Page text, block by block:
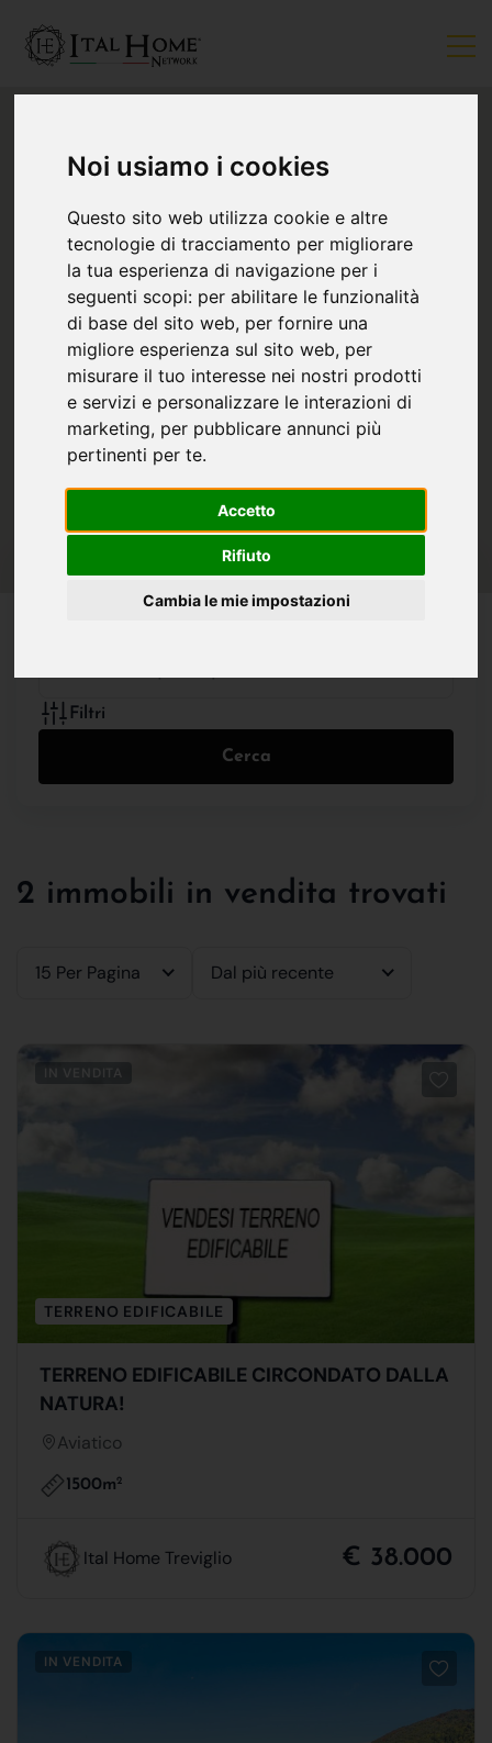
Noi usiamo i cookies
Questo sito web utilizza cookie e altre
tecnologie di tracciamento per migliorare
la tua esperienza di navigazione per i
seguenti scopi: per abilitare le funzionalità
di base del sito web, per fornire una
migliore esperienza sul sito web, per
misurare il tuo interesse nei nostri prodotti
e servizi e personalizzare le interazioni di
marketing, per pubblicare annunci più
pertinenti per te.
Accetto
Rifiuto
Cambia le mie impostazioni
2
Tutte le Tipologie
Filtri
Cerca
2 immobili in vendita trovati
15 Per Pagina Dal più recente
IN VENDITA
TERRENO EDIFICABILE
TERRENO EDIFICABILE CIRCONDATO DALLA
NATURA!
Aviatico
1500m2
Ital Home Treviglio € 38.000
IN VENDITA